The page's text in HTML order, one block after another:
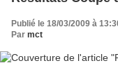
Publié le 18/03/2009 à
Par mct